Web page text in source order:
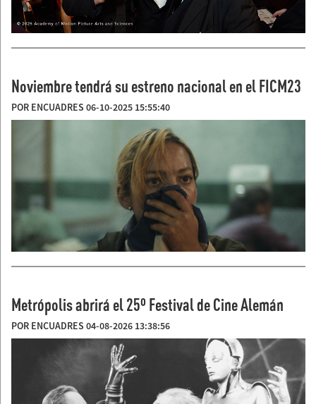
Noviembre tendrá su estreno nacional en el FICM23
POR ENCUADRES 06-10-2025 15:55:40
Metrópolis abrirá el 25º Festival de Cine Alemán
POR ENCUADRES 04-08-2026 13:38:56